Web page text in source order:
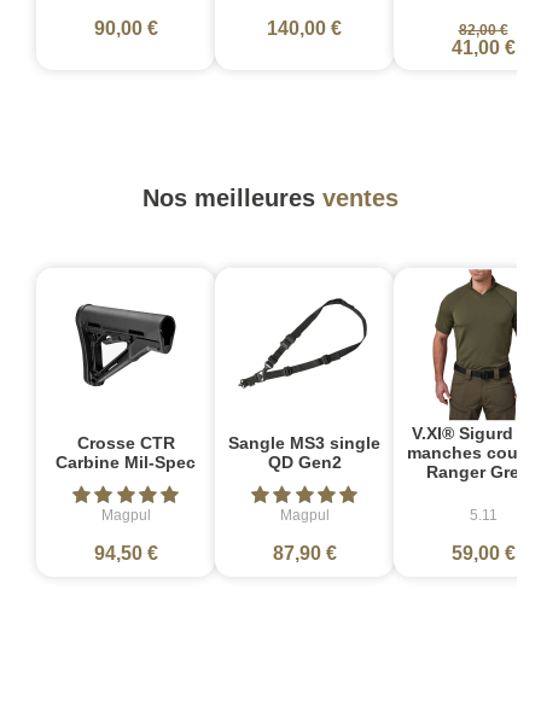
90,00 € 140,00 € 82,00 €
41,00 €
Nos meilleures ventes
Crosse CTR
Carbine Mil-Spec
Magpul
94,50 €
Sangle MS3 single
QD Gen2
Magpul
87,90 €
V.XI® Sigurd
manches
Ranger Green
5.11
59,00 €